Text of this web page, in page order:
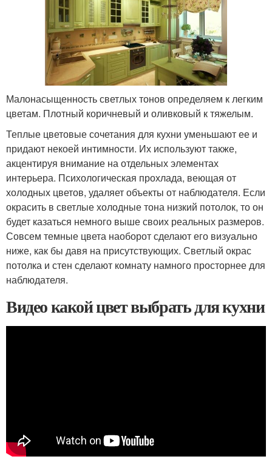
Малонасыщенность светлых тонов определяем к легким
цветам. Плотный коричневый и оливковый к тяжелым.
Теплые цветовые сочетания для кухни уменьшают ее и
придают некоей интимности. Их используют также,
акцентируя внимание на отдельных элементах
интерьера. Психологическая прохлада, веющая от
холодных цветов, удаляет объекты от наблюдателя. Если
окрасить в светлые холодные тона низкий потолок, то он
будет казаться немного выше своих реальных размеров.
Совсем темные цвета наоборот сделают его визуально
ниже, как бы давя на присутствующих. Светлый окрас
потолка и стен сделают комнату намного просторнее для
наблюдателя.
Видео какой цвет выбрать для кухни